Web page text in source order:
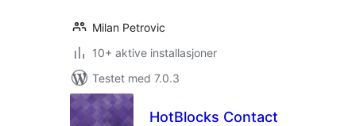
Milan Petrovic
10+ aktive installasjoner
Testet med 7.0.3
HotBlocks Contact